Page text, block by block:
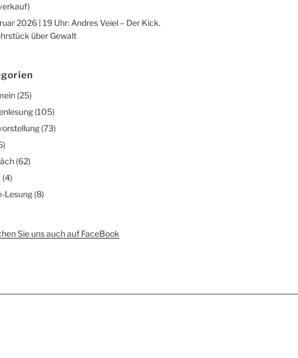
2026 | 19 Uhr: Andres Veiel – Der Kick.
über Gewalt
(25)
(105)
(73)
(62)
(4)
Lesung(8)
Sie uns auch auf FaceBook